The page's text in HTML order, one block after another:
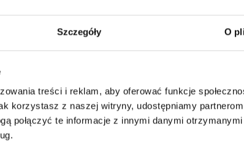
Szczegóły O
treści i reklam, aby oferować funkcje
korzystasz z naszej witryny, udostępniamy
połączyć te informacje z innymi danymi
MIERNIK DRUTÓW I
PRÓBEK (7.5 CM)
20,25 zł